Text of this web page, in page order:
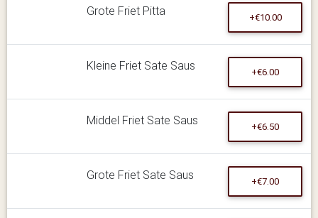
Grote Friet Pitta +€10.00
Kleine Friet Sate Saus +€6.00
Middel Friet Sate Saus +€6.50
Grote Friet Sate Saus +€7.00